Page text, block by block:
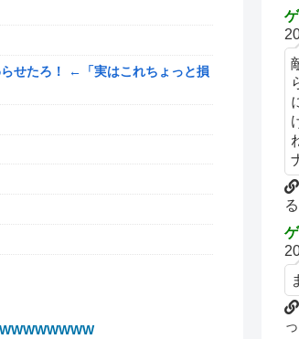
せたろ！ ←「実はこれちょっと損
？？？？？